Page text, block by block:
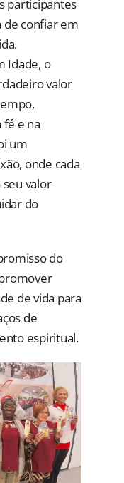
participantes
confiar em
Idade, o
valor
fé e na
um
onde cada
valor
do
do
de vida para
de
espiritual.